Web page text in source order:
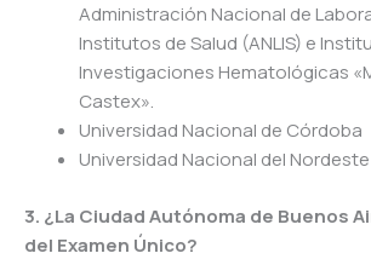
Administración Nacional de
Institutos de Salud (ANLIS) e
Investigaciones Hematológicas
Castex».
Universidad Nacional de Córdoba
Universidad Nacional del Nordeste
3. ¿La Ciudad Autónoma de Buenos
del Examen Único?